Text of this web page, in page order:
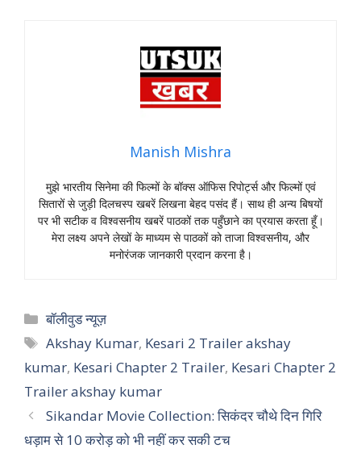
Manish Mishra
मुझे भारतीय सिनेमा की फिल्मों के बॉक्स ऑफिस रिपोर्ट्स और फिल्मों एवं
सितारों से जुड़ी दिलचस्प खबरें लिखना बेहद पसंद हैं। साथ ही अन्य बिषयों
पर भी सटीक व विश्वसनीय खबरें पाठकों तक पहुँछाने का प्रयास करता हूँ।
मेरा लक्ष्य अपने लेखों के माध्यम से पाठकों को ताजा विश्वसनीय, और
मनोरंजक जानकारी प्रदान करना है।
Categories
बॉलीवुड न्यूज़
Tags
Akshay Kumar, Kesari 2 Trailer akshay
kumar, Kesari Chapter 2 Trailer, Kesari Chapter 2
Trailer akshay kumar
Sikandar Movie Collection: सिकंदर चौथे दिन गिरि
धड़ाम से 10 करोड़ को भी नहीं कर सकी टच